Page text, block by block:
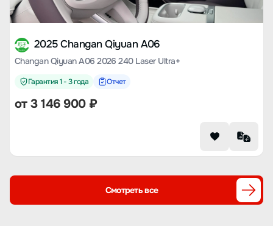
2025 Changan Qiyuan A06
Changan Qiyuan A06 2026 240 Laser Ultra+
Гарантия 1 - 3 года Отчет
от3 146 900₽
Смотреть все